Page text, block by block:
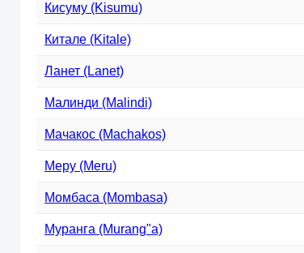
Кисуму (Kisumu)
Киталe (Kitale)
Ланет (Lanet)
Малинди (Malindi)
Мачакос (Machakos)
Меру (Meru)
Момбаса (Mombasa)
Муранга (Murang"a)